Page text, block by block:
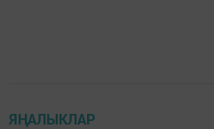
ЯҢАЛЫКЛАР